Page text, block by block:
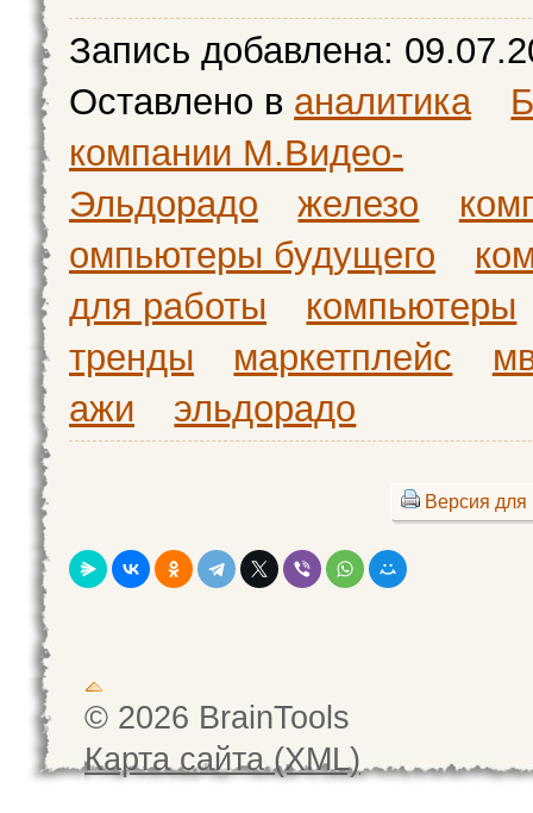
Запись добавлена:
Оставлено в аналитика
компании М.Видео-
Эльдорадо
железо
омпьютеры будущего
для работы
компьютеры
тренды
маркетплейс
ажи
эльдорадо
Версия для
© 2026 BrainTools
Карта сайта (XML)